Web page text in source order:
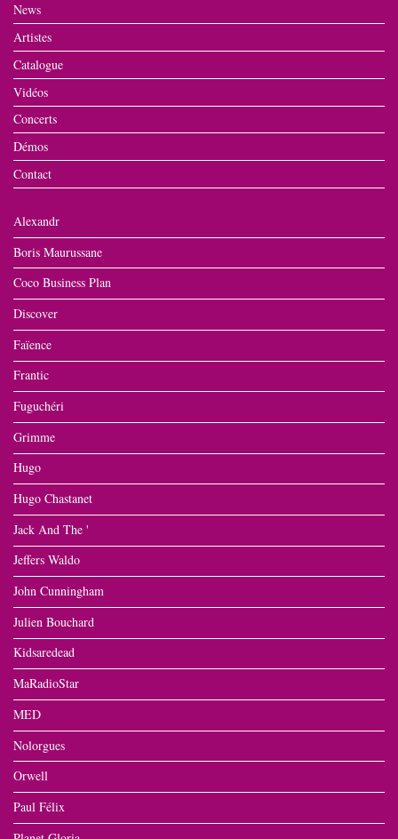
News
Artistes
Catalogue
Vidéos
Concerts
Démos
Contact
Alexandr
Boris Maurussane
Coco Business Plan
Discover
Faïence
Frantic
Fuguchéri
Grimme
Hugo
Hugo Chastanet
Jack And The '
Jeffers Waldo
John Cunningham
Julien Bouchard
Kidsaredead
MaRadioStar
MED
Nolorgues
Orwell
Paul Félix